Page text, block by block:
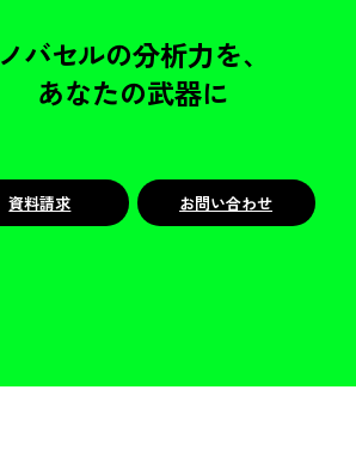
ノバセルの分析力を、
あなたの武器に
資料請求 お問い合わせ